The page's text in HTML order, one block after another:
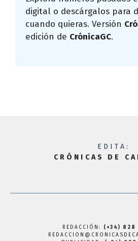
digital o descárgalos para
cuando quieras. Versión
edición de CrónicaGC.
EDITA:
CRÓNICAS DE
REDACCIÓN: (+34) 828